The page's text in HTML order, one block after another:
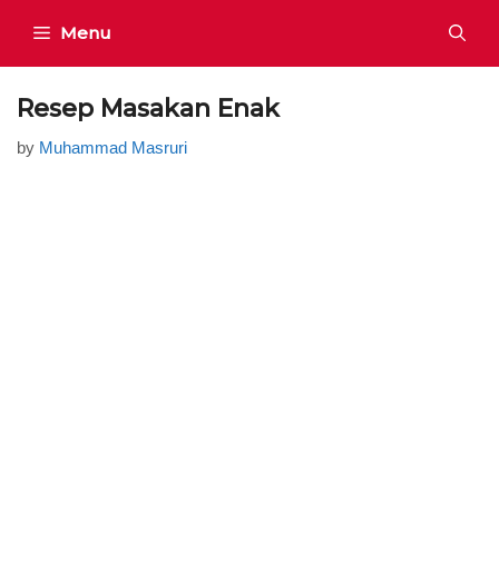
content
Menu
Resep Masakan Enak
by Muhammad Masruri